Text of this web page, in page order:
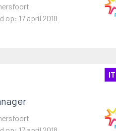
op: 17 april 2018
IT